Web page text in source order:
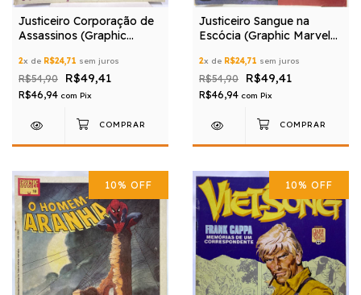
Justiceiro Corporação de
Assassinos (Graphic
2x de R$24,71 sem juros
R$54,90 R$49,41
R$46,94 com Pix
Justiceiro Sangue na
Escócia (Graphic Marvel
2x de R$24,71 sem juros
R$54,90 R$49,41
R$46,94 com Pix
10% OFF 10% OFF